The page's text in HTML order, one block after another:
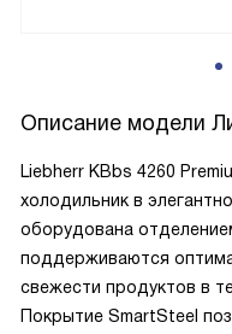
Описание модели
Liebherr KBbs 4260
холодильник в
оборудована
поддерживаются
свежести продуктов в
Покрытие SmartSteel